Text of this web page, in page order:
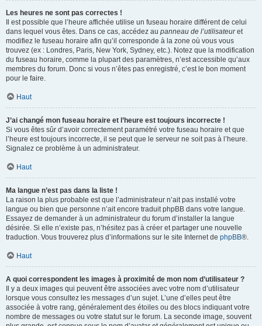
Les heures ne sont pas correctes !
Il est possible que l’heure affichée utilise un fuseau horaire différent de celui
dans lequel vous êtes. Dans ce cas, accédez au panneau de l’utilisateuret
modifiez le fuseau horaire afin qu’il corresponde à la zone où vous vous
trouvez (ex : Londres, Paris, New York, Sydney, etc.). Notez que la modification
du fuseau horaire, comme la plupart des paramètres, n’est accessible qu’aux
membres du forum. Donc si vous n’êtes pas enregistré, c’est le bon moment
pour le faire.
Haut
J’ai changé mon fuseau horaire et l’heure est toujours incorrecte !
Si vous êtes sûr d’avoir correctement paramétré votre fuseau horaire et que
l’heure est toujours incorrecte, il se peut que le serveur ne soit pas à l’heure.
Signalez ce problème à un administrateur.
Haut
Ma langue n’est pas dans la liste !
La raison la plus probable est que l’administrateur n’ait pas installé votre
langue ou bien que personne n’ait encore traduit phpBB dans votre langue.
Essayez de demander à un administrateur du forum d’installer la langue
désirée. Si elle n’existe pas, n’hésitez pas à créer et partager une nouvelle
traduction. Vous trouverez plus d’informations sur le site Internet de phpBB®.
Haut
A quoi correspondent les images à proximité de mon nom d’utilisateur ?
Il y a deux images qui peuvent être associées avec votre nom d’utilisateur
lorsque vous consultez les messages d’un sujet. L’une d’elles peut être
associée à votre rang, généralement des étoiles ou des blocs indiquant votre
nombre de messages ou votre statut sur le forum. La seconde image, souvent